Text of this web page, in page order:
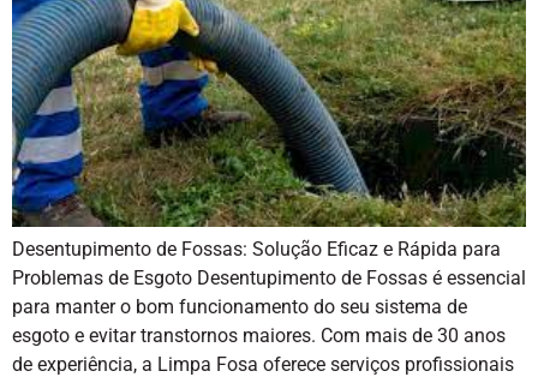
Desentupimento de Fossas: Solução Eficaz e Rápida para
Problemas de Esgoto Desentupimento de Fossas é essencial
para manter o bom funcionamento do seu sistema de
esgoto e evitar transtornos maiores. Com mais de 30 anos
de experiência, a Limpa Fosa oferece serviços profissionais